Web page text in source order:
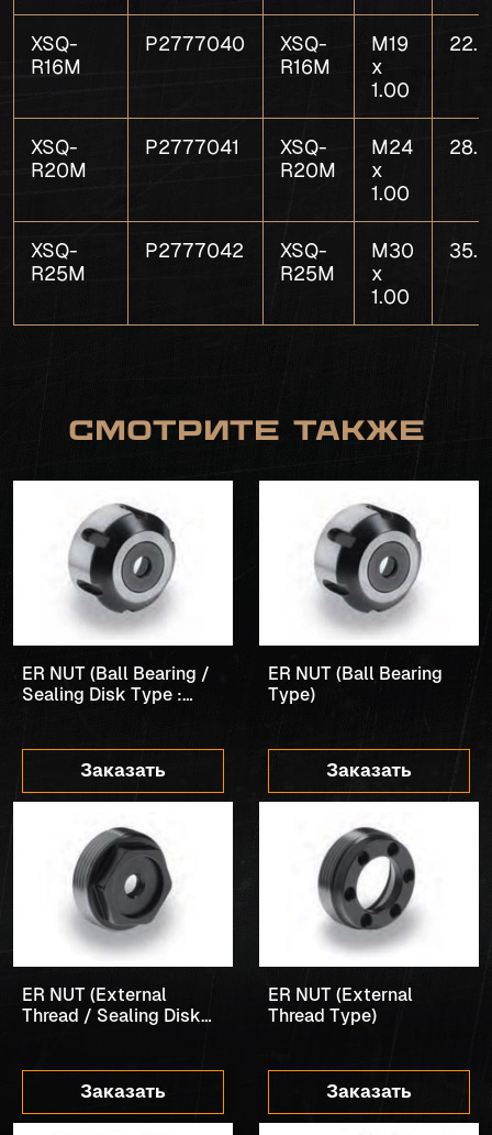
XSQ-
R16M
P2777040
XSQ-
R16M
M19
x
1.00
22.0
XSQ-
R20M
P2777041
XSQ-
R20M
M24
x
1.00
28.0
XSQ-
R25M
P2777042
XSQ-
R25M
M30
x
1.00
35.0
Смотрите также
ER NUT (Ball Bearing /
Sealing Disk Type :
Заказать
ER NUT (Ball Bearing
Type)
Заказать
ER NUT (External
Thread / Sealing Disk
Заказать
ER NUT (External
Thread Type)
Заказать